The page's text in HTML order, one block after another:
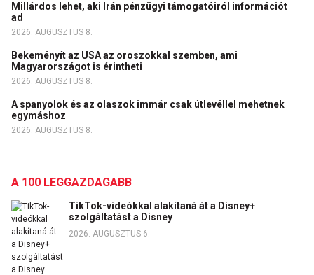
Millárdos lehet, aki Irán pénzügyi támogatóiról információt
ad
2026. AUGUSZTUS 8.
Bekeményít az USA az oroszokkal szemben, ami
Magyarországot is érintheti
2026. AUGUSZTUS 8.
A spanyolok és az olaszok immár csak útlevéllel mehetnek
egymáshoz
2026. AUGUSZTUS 8.
A 100 LEGGAZDAGABB
TikTok-videókkal alakítaná át a Disney+
szolgáltatást a Disney
2026. AUGUSZTUS 6.